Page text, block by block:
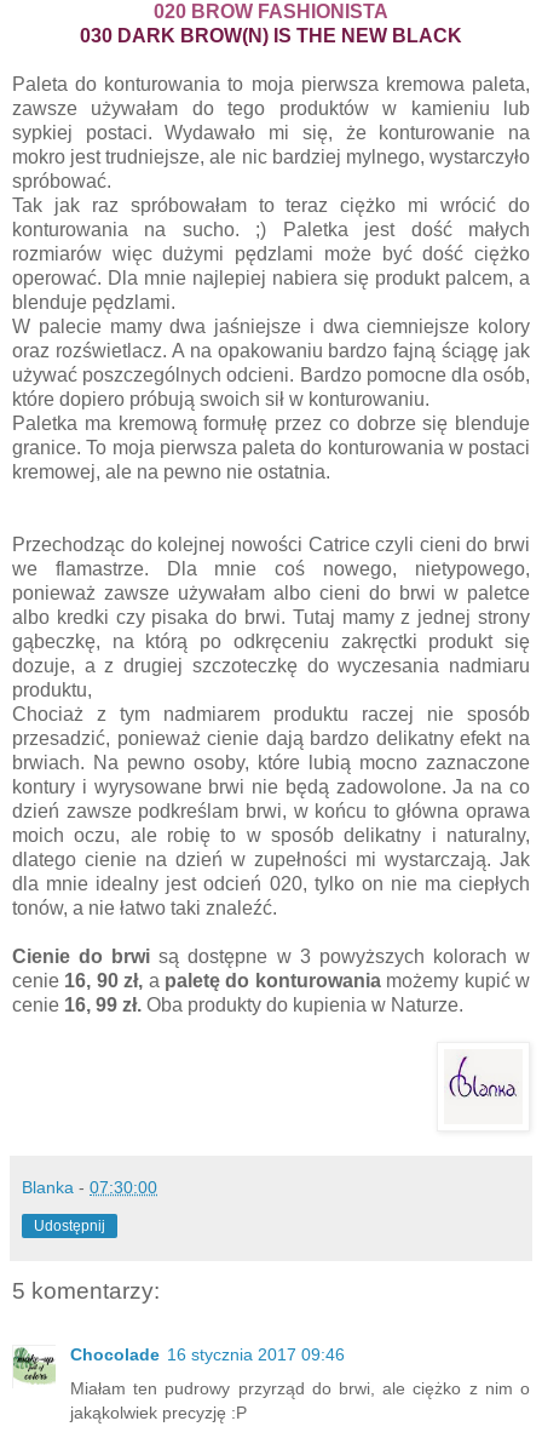
020 BROW FASHIONISTA
030 DARK BROW(N) IS THE NEW BLACK
Paleta do konturowania to moja pierwsza kremowa paleta,
zawsze używałam do tego produktów w kamieniu lub
sypkiej postaci. Wydawało mi się, że konturowanie na
mokro jest trudniejsze, ale nic bardziej mylnego, wystarczyło
spróbować.
Tak jak raz spróbowałam to teraz ciężko mi wrócić do
konturowania na sucho. ;) Paletka jest dość małych
rozmiarów więc dużymi pędzlami może być dość ciężko
operować. Dla mnie najlepiej nabiera się produkt palcem, a
blenduje pędzlami.
W palecie mamy dwa jaśniejsze i dwa ciemniejsze kolory
oraz rozświetlacz. A na opakowaniu bardzo fajną ściągę jak
używać poszczególnych odcieni. Bardzo pomocne dla osób,
które dopiero próbują swoich sił w konturowaniu.
Paletka ma kremową formułę przez co dobrze się blenduje
granice. To moja pierwsza paleta do konturowania w postaci
kremowej, ale na pewno nie ostatnia.
Przechodząc do kolejnej nowości Catrice czyli cieni do brwi
we flamastrze. Dla mnie coś nowego, nietypowego,
ponieważ zawsze używałam albo cieni do brwi w paletce
albo kredki czy pisaka do brwi. Tutaj mamy z jednej strony
gąbeczkę, na którą po odkręceniu zakręctki produkt się
dozuje, a z drugiej szczoteczkę do wyczesania nadmiaru
produktu,
Chociaż z tym nadmiarem produktu raczej nie sposób
przesadzić, ponieważ cienie dają bardzo delikatny efekt na
brwiach. Na pewno osoby, które lubią mocno zaznaczone
kontury i wyrysowane brwi nie będą zadowolone. Ja na co
dzień zawsze podkreślam brwi, w końcu to główna oprawa
moich oczu, ale robię to w sposób delikatny i naturalny,
dlatego cienie na dzień w zupełności mi wystarczają. Jak
dla mnie idealny jest odcień 020, tylko on nie ma ciepłych
tonów, a nie łatwo taki znaleźć.
Cienie do brwisą dostępne w 3 powyższych kolorach w
cenie 16, 90 zł, a paletę do konturowania możemy kupić w
cenie 16, 99 zł. Oba produkty do kupienia w Naturze.
Blanka - 07:30:00
Udostępnij
5 komentarzy:
Chocolade 16 stycznia 2017 09:46
Miałam ten pudrowy przyrząd do brwi, ale ciężko z nim o
jakąkolwiek precyzję :P